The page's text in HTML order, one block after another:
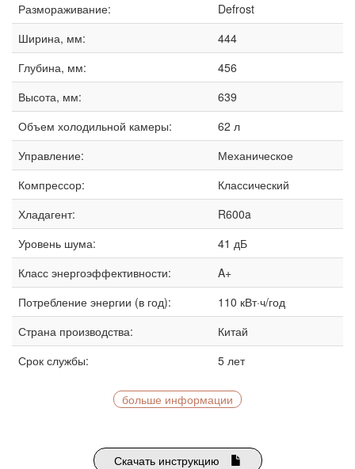
Размораживание:
Defrost
Ширина, мм:
444
Глубина, мм:
456
Высота, мм:
639
Объем холодильной камеры:
62 л
Управление:
Механическое
Компрессор:
Классический
Хладагент:
R600a
Уровень шума:
41 дБ
Класс энергоэффективности:
A+
Потребление энергии (в год):
110 кВт·ч/год
Страна производства:
Китай
Срок службы:
5 лет
больше информации
Скачать инструкцию